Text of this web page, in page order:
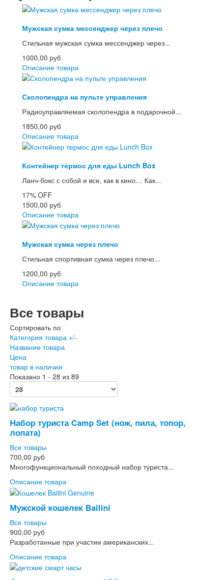
Мужская сумка мессенджер через плечо
Стильная мужская сумка мессенджер через...
1000,00 руб
Описание товара
Сколопендра на пульте управления
Радиоуправляемая сколопендра в подарочной...
1850,00 руб
Описание товара
Контейнер термос для еды Lunch Box
Ланч-бокс с собой и все, как в кино… Как...
17% OFF
1500,00 руб
Описание товара
Мужская сумка через плечо
Стильная спортивная сумка через плечо...
1200,00 руб
Описание товара
Все товары
Сортировать по
Категория товара +/-
Название товара
Цена
товар в наличии
Показано 1 - 28 из 89
Набор туриста Camp Set (нож, пила, топор,
лопата)
Все товары
700,00 руб
Многофункциональный походный набор туриста...
Описание товара
Мужской кошелек Bailini
Все товары
900,00 руб
Разработанные при участии американских...
Описание товара